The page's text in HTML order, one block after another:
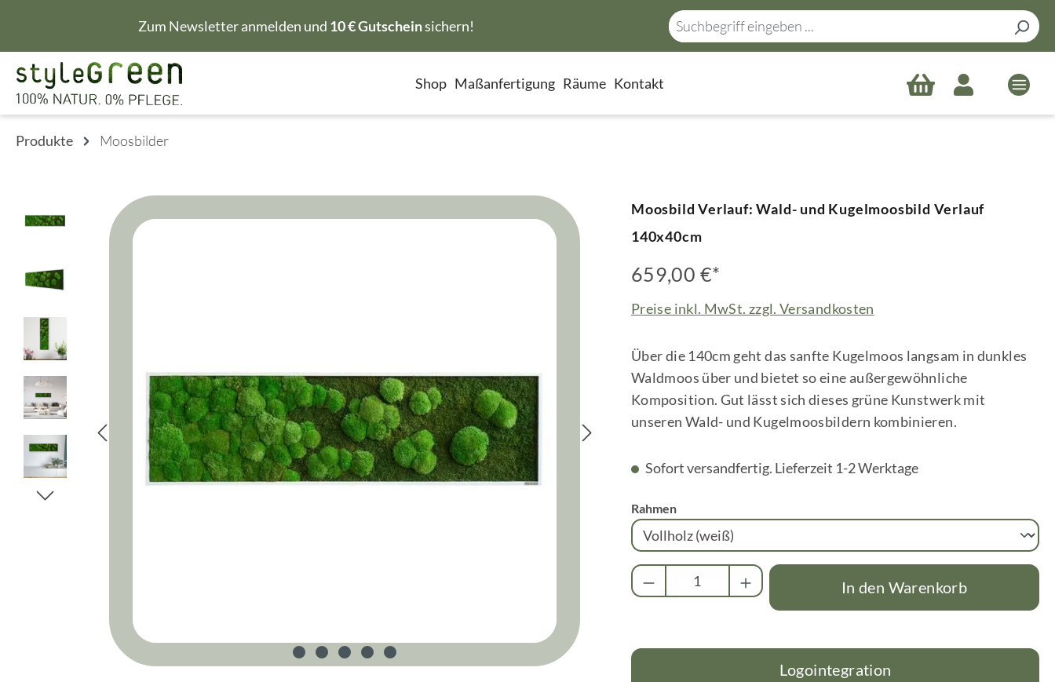
Hauptinhalt springen
Zur Hauptnavigation springenZum Newsletter anmelden und 10 € Gutscheinsichern!
Shop Maßanfertigung Räume Kontakt
Produkte Moosbilder
Bildergalerie überspringen
Moosbild Verlauf: Wald- und Kugelmoosbild Verlauf
140x40cm
659,00 €*
Preise inkl. MwSt. zzgl. Versandkosten
Über die 140cm geht das sanfte Kugelmoos langsam in dunkles
Waldmoos über und bietet so eine außergewöhnliche
Komposition. Gut lässt sich dieses grüne Kunstwerk mit
unseren Wald- und Kugelmoosbildern kombinieren.
Sofort versandfertig. Lieferzeit 1-2 Werktage
Rahmenauswählen
Produkt Anzahl: Gib den gewünschten Wert ein
In den Warenkorb
Logointegration